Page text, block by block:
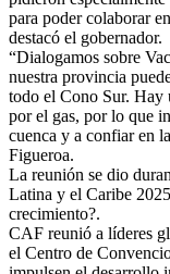
para poder colaborar
destacó el gobernador.
“Dialogamos sobre
nuestra provincia
todo el Cono Sur. Hay
por el gas, por lo que
cuenca y a confiar en
Figueroa.
La reunión se dio
Latina y el Caribe
crecimiento?.
CAF reunió a líderes
el Centro de